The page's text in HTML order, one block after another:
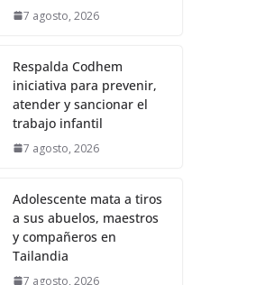
7 agosto, 2026
Respalda Codhem
iniciativa para prevenir,
atender y sancionar el
trabajo infantil
7 agosto, 2026
Adolescente mata a tiros
a sus abuelos, maestros
y compañeros en
Tailandia
7 agosto, 2026